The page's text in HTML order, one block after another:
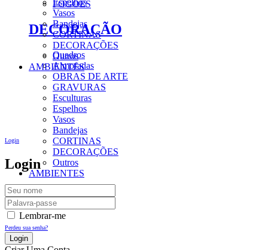
Vasos
Bandejas
CORTINAS
DECORAÇÕES
Outros
AMBIENTES
Login
Login
Lembrar-me
Perdeu sua senha?
FOGÕES
DECORAÇÃO
Quadros
Almofadas
OBRAS DE ARTE
GRAVURAS
Esculturas
Espelhos
Vasos
Bandejas
CORTINAS
DECORAÇÕES
Outros
AMBIENTES